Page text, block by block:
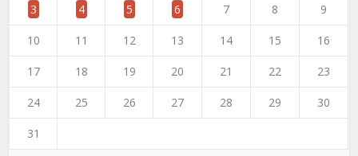
3 4 5 6 7 8 9
10 11 12 13 14 15 16
17 18 19 20 21 22 23
24 25 26 27 28 29 30
31